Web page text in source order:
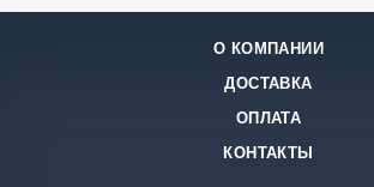
О КОМПАНИИ
ДОСТАВКА
ОПЛАТА
КОНТАКТЫ